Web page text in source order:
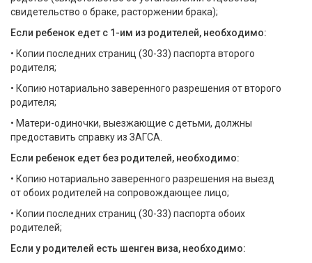
свидетельство о браке, расторжении брака);
Если ребенок едет с 1-им из родителей, необходимо:
• Копии последних страниц (30-33) паспорта второго
родителя;
• Копию нотариально заверенного разрешения от второго
родителя;
• Матери-одиночки, выезжающие с детьми, должны
предоставить справку из ЗАГСА.
Если ребенок едет без родителей, необходимо:
• Копию нотариально заверенного разрешения на выезд
от обоих родителей на сопровождающее лицо;
• Копии последних страниц (30-33) паспорта обоих
родителей;
Если у родителей есть шенген виза, необходимо: